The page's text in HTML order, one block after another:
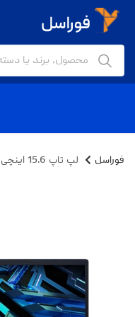
فوراسل لپ تاپ 15.6 اینچی ایسر مدل Predator Helios 300 PH315-55-77SJ